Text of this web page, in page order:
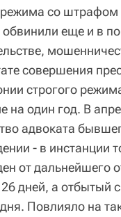
режима со штрафом
обвинили еще и в
совершения
строгого
на один год. В
адвоката
- в инстанции
от дальнейшего
дней, а отбытый
Повлияло на